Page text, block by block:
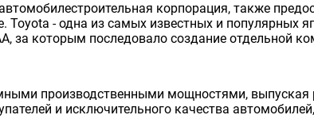
корпорация, также
- одна из самых известных и популярных
за которым последовало создание отдельной
производственными мощностями, выпуская
и исключительного качества